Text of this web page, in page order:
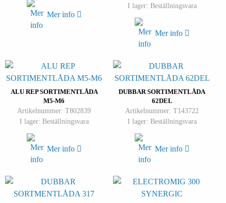
Mer info
I lager: Beställningsvara
Mer info
ALU REP SORTIMENTLÅDA
M5-M6
Artikelnummer: T802839
I lager: Beställningsvara
Mer info
DUBBAR SORTIMENTLÅDA
62DEL
Artikelnummer: T143722
I lager: Beställningsvara
Mer info